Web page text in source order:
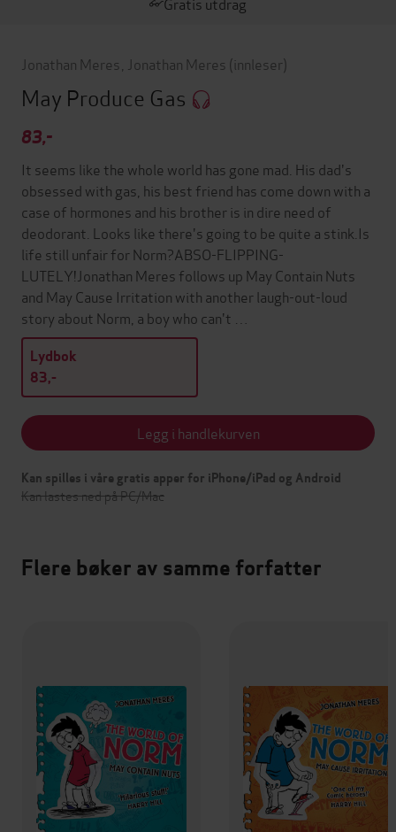
Jonathan Meres Jonathan Meres (innleser)
May Produce Gas
83,-
It seems like the whole world has gone mad. His dad's
obsessed with gas, his best friend has come down with a
case of hormones and his brother is in dire need of
deodorant. Looks like there's going to be quite a stink.Is
life still unfair for Norm?ABSO-FLIPPING-
LUTELY!Jonathan Meres follows up May Contain Nuts
and May Cause Irritation with another laugh-out-loud
story about Norm, a boy who can't …
Lydbok
83,-
Legg i handlekurven
Kan spilles i våre gratis apper for iPhone/iPad og Android
Kan lastes ned på PC/Mac
Flere bøker av samme forfatter